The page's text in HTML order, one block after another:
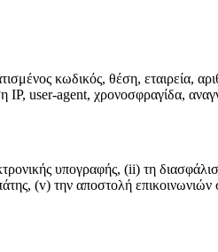
κωδικός, θέση, εταιρεία,
IP, user-agent, χρονοσφραγίδα,
υπογραφής, (ii) τη
(v) την αποστολή